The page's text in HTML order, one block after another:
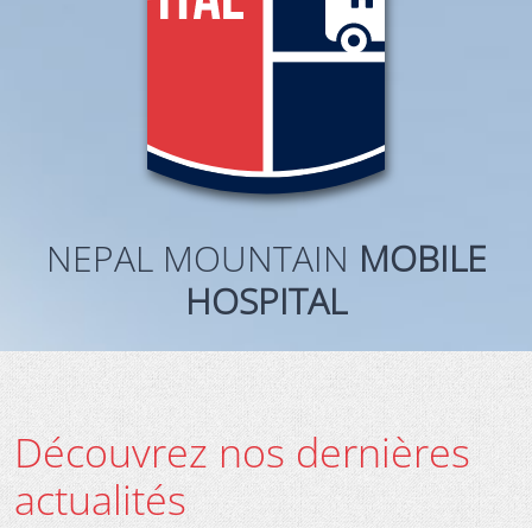
NEPAL MOUNTAIN MOBILE
HOSPITAL
Découvrez nos dernières
actualités